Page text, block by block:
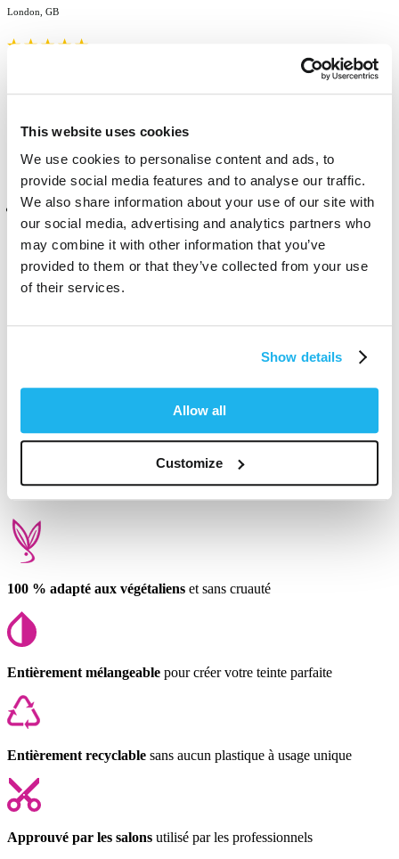
This website uses cookies
We use cookies to personalise content and ads, to
provide social media features and to analyse our traffic.
We also share information about your use of our site with
our social media, advertising and analytics partners who
may combine it with other information that you’ve
provided to them or that they’ve collected from your use
of their services.
Show details
Allow all
Customize
London, GB
Client vérifié
Elena
Bijeljina, BA
il y a 1 an
1
100 % adapté aux végétaliens et sans cruauté
Entièrement mélangeable pour créer votre teinte parfaite
Entièrement recyclable sans aucun plastique à usage unique
Approuvé par les salons utilisé par les professionnels